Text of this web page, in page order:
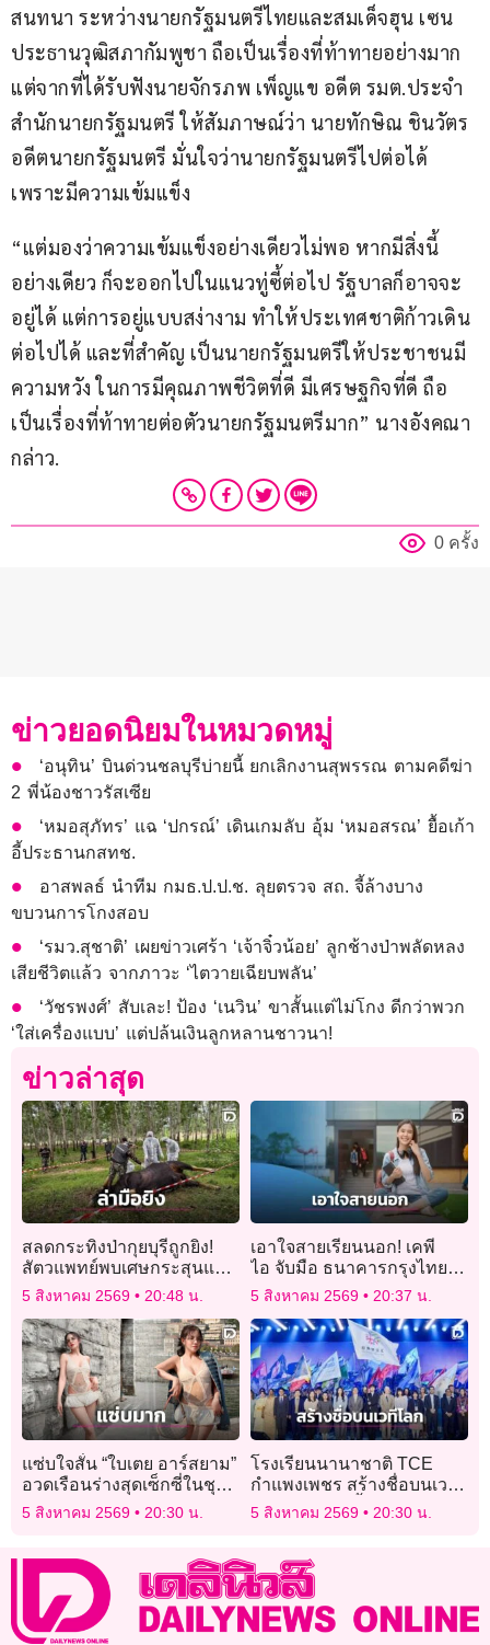
สนทนา ระหว่างนายกรัฐมนตรีไทยและสมเด็จฮุน เซน
ประธานวุฒิสภากัมพูชา ถือเป็นเรื่องที่ท้าทายอย่างมาก
แต่จากที่ได้รับฟังนายจักรภพ เพ็ญแข อดีต รมต.ประจำ
สำนักนายกรัฐมนตรี ให้สัมภาษณ์ว่า นายทักษิณ ชินวัตร
อดีตนายกรัฐมนตรี มั่นใจว่านายกรัฐมนตรีไปต่อได้
เพราะมีความเข้มแข็ง
“แต่มองว่าความเข้มแข็งอย่างเดียวไม่พอ หากมีสิ่งนี้
อย่างเดียว ก็จะออกไปในแนวทู่ซี้ต่อไป รัฐบาลก็อาจจะ
อยู่ได้ แต่การอยู่แบบสง่างาม ทำให้ประเทศชาติก้าวเดิน
ต่อไปได้ และที่สำคัญ เป็นนายกรัฐมนตรีให้ประชาชนมี
ความหวัง ในการมีคุณภาพชีวิตที่ดี มีเศรษฐกิจที่ดี ถือ
เป็นเรื่องที่ท้าทายต่อตัวนายกรัฐมนตรีมาก” นางอังคณา
กล่าว.
0 ครั้ง
ข่าวยอดนิยมในหมวดหมู่
‘อนุทิน’ บินด่วนชลบุรีบ่ายนี้ ยกเลิกงานสุพรรณ ตามคดีฆ่า
2 พี่น้องชาวรัสเซีย
‘หมอสุภัทร’ แฉ ‘ปกรณ์’ เดินเกมลับ อุ้ม ‘หมอสรณ’ ยื้อเก้า
อี้ประธานกสทช.
อาสพลธ์ นำทีม กมธ.ป.ป.ช. ลุยตรวจ สถ. จี้ล้างบาง
ขบวนการโกงสอบ
‘รมว.สุชาติ’ เผยข่าวเศร้า ‘เจ้าจิ๋วน้อย’ ลูกช้างป่าพลัดหลง
เสียชีวิตแล้ว จากภาวะ ‘ไตวายเฉียบพลัน’
‘วัชรพงศ์’ สับเละ! ป้อง ‘เนวิน’ ขาสั้นแต่ไม่โกง ดีกว่าพวก
‘ใส่เครื่องแบบ’ แต่ปล้นเงินลูกหลานชาวนา!
ข่าวล่าสุด
สลดกระทิงป่ากุยบุรีถูกยิง!
สัตวแพทย์พบเศษกระสุนแรง
ดันสูงฝังอก เร่งล่าตัวคนร้าย
5 สิงหาคม 2569 20:48 น.
เอาใจสายเรียนนอก! เคพี
ไอ จับมือ ธนาคารกรุงไทย
ออก “GEN U INTER”
5 สิงหาคม 2569 20:37 น.
แซ่บใจสั่น “ใบเตย อาร์สยาม”
อวดเรือนร่างสุดเซ็กซี่ในชุด
ลูกไม้สุดเย้ายวน แฟนๆแห่
5 สิงหาคม 2569 20:30 น.
โรงเรียนนานาชาติ TCE
กำแพงเพชร สร้างชื่อบนเวที
โลก ผู้บริหารขึ้นบรรยาย
5 สิงหาคม 2569 20:30 น.